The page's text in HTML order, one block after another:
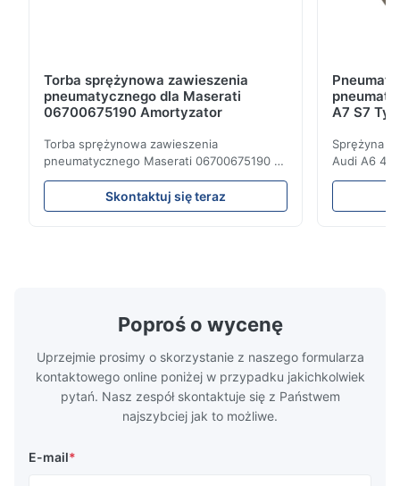
Torba sprężynowa zawieszenia
pneumatycznego dla Maserati
06700675190 Amortyzator
Torba sprężynowa zawieszenia
pneumatycznego Maserati 06700675190 •
Produkt jest w 100% kompatybilny z
oryginalną częścią . Produkt: Poduszka
powietrzna i poduszka powietrzna Numer
Skontaktuj się teraz
A7 S7
Sprężyna
Audi A6 4G
Right
Zestaw do
Poproś o wycenę
Uprzejmie prosimy o skorzystanie z naszego formularza
kontaktowego online poniżej w przypadku jakichkolwiek
pytań. Nasz zespół skontaktuje się z Państwem
najszybciej jak to możliwe.
E-mail*